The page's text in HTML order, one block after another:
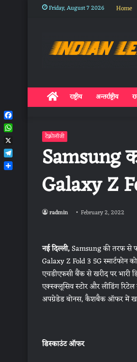
Friday, August 7 2026 Home
Homeराष्ट्रीय अन्तर्राष्ट्रीय
टेक्नोलॉजी
Samsung
Galaxy Z
radmin February 2, 2022
नई दिल्ली,Samsung की तरफ से
Galaxy Z Fold 3 5G
एचडीएफसी बैंक से खरीद पर भारी
एक्स्क्लूसिव स्टोर और लीडिंग
अपग्रेडेड बोनस, कैशबैक ऑफर में
डिस्काउंट ऑफर
Facebook
WhatsApp
X
Telegram